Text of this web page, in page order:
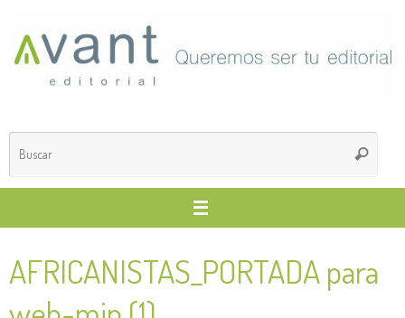
contenido
Buscar
AFRICANISTAS_PORTADA para